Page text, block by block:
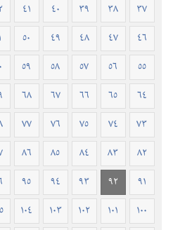
٣٧
٣٨ ٣٩ ٤٠ ٤١
٤٦
٤٧ ٤٨ ٤٩ ٥٠
٥٥
٥٦ ٥٧ ٥٨ ٥٩
٦٤
٦٥ ٦٦ ٦٧ ٦٨
٧٣
٧٤ ٧٥ ٧٦ ٧٧
٨٢
٨٣ ٨٤ ٨٥ ٨٦
٩١
٩٢ ٩٣ ٩٤ ٩٥
١٠٠
١٠١ ١٠٢ ١٠٣ ١٠٤